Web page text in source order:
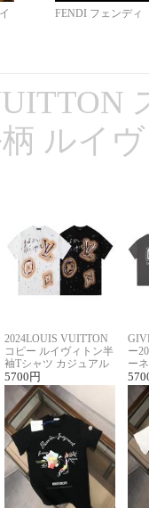
FENDI フェンディ
ルイ
2024LOUIS VUITTON
コピー ルイヴィトン半
袖Tシャツ カジュアル
に馴染む 2色展開
5700 円
ー
ー
ー